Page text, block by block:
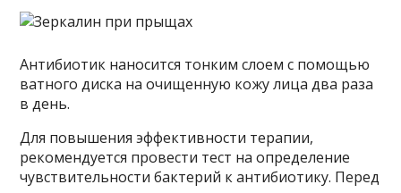
Антибиотик наносится тонким слоем с помощью
ватного диска на очищенную кожу лица два раза
в день.
Для повышения эффективности терапии,
рекомендуется провести тест на определение
чувствительности бактерий к антибиотику. Перед